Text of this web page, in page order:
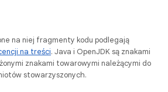
na niej fragmenty kodu podlegają
na treści. Java i OpenJDK są znakami
znakami towarowymi należącymi do
stowarzyszonych.